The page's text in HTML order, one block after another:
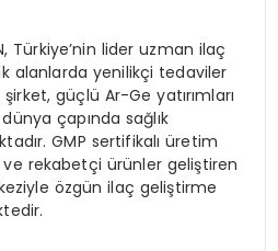
Türkiye’nin lider uzman ilaç
alanlarda yenilikçi tedaviler
güçlü Ar-Ge yatırımları
çapında sağlık
GMP sertifikalı üretim
rekabetçi ürünler geliştiren
özgün ilaç geliştirme